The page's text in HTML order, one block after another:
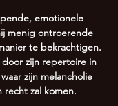
emotionele
menig ontroerende
te bekrachtigen.
door zijn repertoire in
zijn melancholie
recht zal komen.